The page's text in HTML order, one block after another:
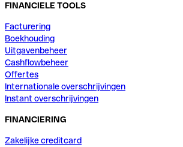
FINANCIELE TOOLS
Facturering
Boekhouding
Uitgavenbeheer
Cashflowbeheer
Offertes
Internationale overschrijvingen
Instant overschrijvingen
FINANCIERING
Zakelijke creditcard